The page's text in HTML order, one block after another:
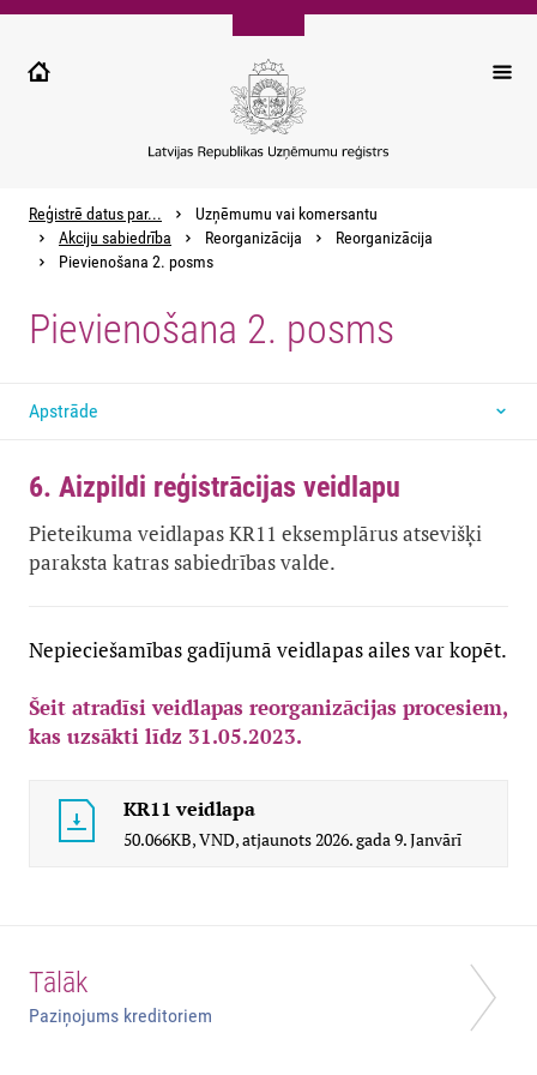
Pārlekt
galveno
Reģistrē datus par...
Uzņēmumu vai komersantu
Akciju sabiedrība
Reorganizācija
Reorganizācija
Pievienošana 2. posms
Pievienošana 2. posms
Apstrāde
6. Aizpildi reģistrācijas veidlapu
Pieteikuma veidlapas KR11 eksemplārus atsevišķi
paraksta katras sabiedrības valde.
Nepieciešamības gadījumā veidlapas ailes var kopēt.
Šeit atradīsi veidlapas reorganizācijas procesiem,
kas uzsākti līdz 31.05.2023.
KR11 veidlapa
50.066KB,VND,atjaunots2026. gada 9. Janvārī
Tālāk
Paziņojums kreditoriem